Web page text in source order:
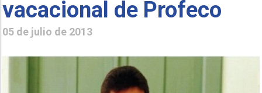
05 de julio de 2013